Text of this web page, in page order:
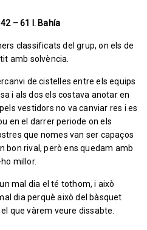
– 61 I. Bahía
classificats del grup, on els de
amb solvència.
de cistelles entre els equips
i als dos els costava anotar en
vestidors no va canviar res i es
en el darrer periode on els
que nomes van ser capaços
bon rival, però ens quedam amb
millor.
mal dia el té tothom, i això
dia perquè això del bàsquet
que vàrem veure dissabte.